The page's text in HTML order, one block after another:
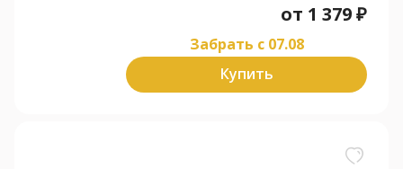
от 1 379₽
Забрать c 07.08
Купить